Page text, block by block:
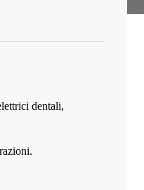
dentali,